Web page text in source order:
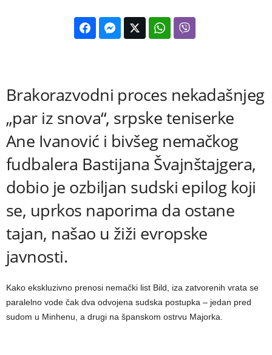
Brakorazvodni proces nekadašnjeg
„par iz snova“, srpske teniserke
Ane Ivanović i bivšeg nemačkog
fudbalera Bastijana Švajnštajgera,
dobio je ozbiljan sudski epilog koji
se, uprkos naporima da ostane
tajan, našao u žiži evropske
javnosti.
Kako ekskluzivno prenosi nemački list Bild, iza zatvorenih vrata se
paralelno vode čak dva odvojena sudska postupka – jedan pred
sudom u Minhenu, a drugi na španskom ostrvu Majorka.